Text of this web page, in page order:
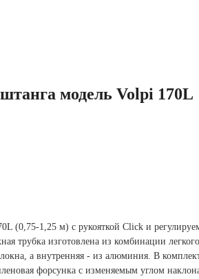
модель Volpi 170L
(0,75-1,25 м) с рукояткой Click и
трубка изготовлена из комбинации
а внутренняя - из алюминия. В
форсунка с изменяемым углом